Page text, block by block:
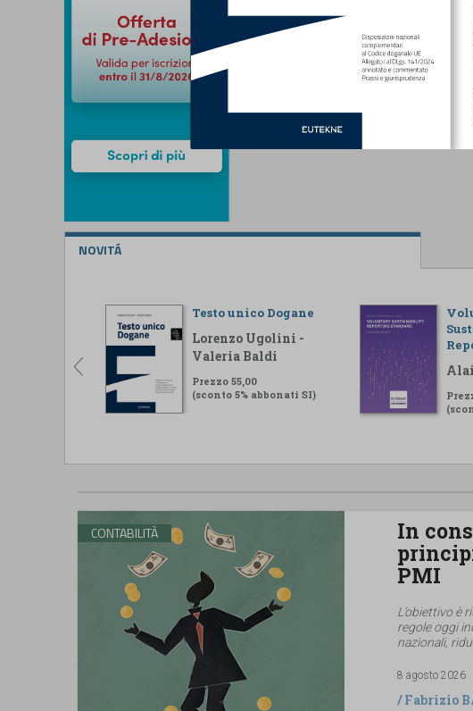
NOVITÁ
Testo unico Dogane
Lorenzo Ugolini -
Valeria Baldi
Prezzo 55,00
(sconto 5% abbonati SI)
CONTABILITÀ
In
PMI
L’obiettivo è
regole oggi
nazionali,
8 agosto 2026
/Fabrizio